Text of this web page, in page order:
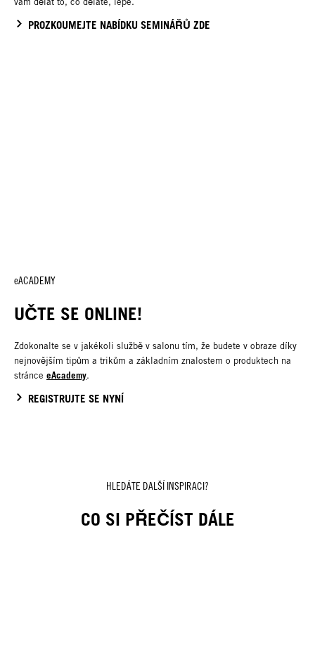
PROZKOUMEJTE NABÍDKU SEMINÁŘŮ ZDE
eACADEMY
UČTE SE ONLINE!
Zdokonalte se v jakékoli službě v salonu tím, že budete v obraze díky
nejnovějším tipům a trikům a základním znalostem o produktech na
stránce eAcademy.
REGISTRUJTE SE NYNÍ
HLEDÁTE DALŠÍ INSPIRACI?
CO SI PŘEČÍST DÁLE